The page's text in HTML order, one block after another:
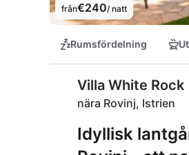
från€240/ natt
Rumsfördelning
Villa White Rock
nära Rovinj, Istrien
Idyllisk